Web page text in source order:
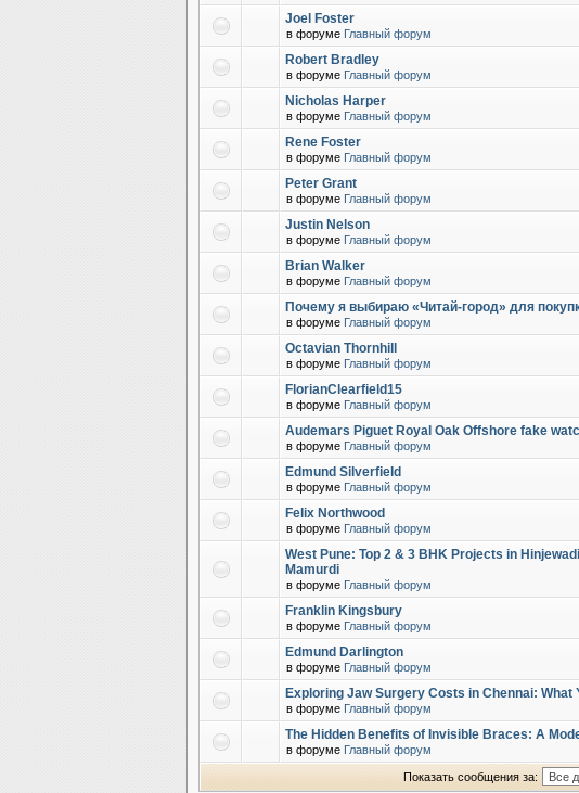
Joel Foster
в форуме Главный форум
Robert Bradley
в форуме Главный форум
Nicholas Harper
в форуме Главный форум
Rene Foster
в форуме Главный форум
Peter Grant
в форуме Главный форум
Justin Nelson
в форуме Главный форум
Brian Walker
в форуме Главный форум
Почему я выбираю «Читай-город» для
в форуме Главный форум
Octavian Thornhill
в форуме Главный форум
FlorianClearfield15
в форуме Главный форум
Audemars Piguet Royal Oak Offshore fake
в форуме Главный форум
Edmund Silverfield
в форуме Главный форум
Felix Northwood
в форуме Главный форум
West Pune: Top 2 & 3 BHK Projects in
Mamurdi
в форуме Главный форум
Franklin Kingsbury
в форуме Главный форум
Edmund Darlington
в форуме Главный форум
Exploring Jaw Surgery Costs in Chennai: What
в форуме Главный форум
The Hidden Benefits of Invisible Braces: A
в форуме Главный форум
Показать сообщения за: